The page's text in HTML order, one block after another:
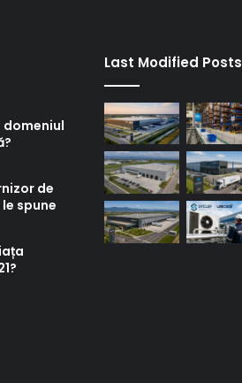
domeniul
de
spune
Last Modified Posts